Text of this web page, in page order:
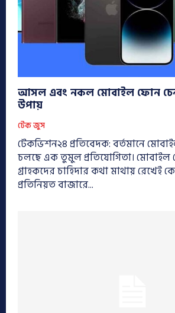
আসল এবং নকল মোবাইল ফোন
উপায়
টেক জুস
টেকভিশন২৪ প্রতিবেদক: বর্তমানে
চলছে এক তুমুল প্রতিযোগিতা। মোবাইল কোম্পানিগুলো
গ্রাহকদের চাহিদার কথা মাথায় রেখেই
প্রতিনিয়ত বাজারে...